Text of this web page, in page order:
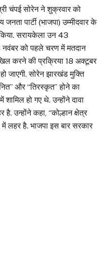
चंपई सोरेन ने शुक्रवार को
पार्टी (भाजपा) उम्मीदवार के
सरायकेला उन 43
नवंबर को पहले चरण में मतदान
करने की प्रक्रिया 18 अक्टूबर
जाएगी. सोरेन झारखंड मुक्ति
और ‘‘तिरस्कृत’’ होने का
हो गए थे. उन्होंने दावा
उन्होंने कहा, ‘‘कोल्हान क्षेत्र
लहर है. भाजपा इस बार सरकार